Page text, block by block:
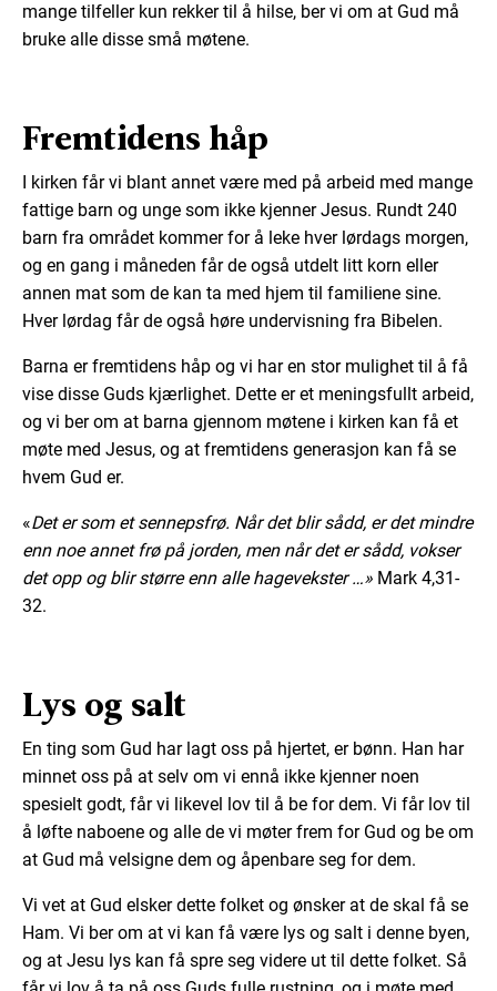
mange tilfeller kun rekker til å hilse, ber vi om at Gud må
bruke alle disse små møtene.
Fremtidens håp
I kirken får vi blant annet være med på arbeid med mange
fattige barn og unge som ikke kjenner Jesus. Rundt 240
barn fra området kommer for å leke hver lørdags morgen,
og en gang i måneden får de også utdelt litt korn eller
annen mat som de kan ta med hjem til familiene sine.
Hver lørdag får de også høre undervisning fra Bibelen.
Barna er fremtidens håp og vi har en stor mulighet til å få
vise disse Guds kjærlighet. Dette er et meningsfullt arbeid,
og vi ber om at barna gjennom møtene i kirken kan få et
møte med Jesus, og at fremtidens generasjon kan få se
hvem Gud er.
«Det er som et sennepsfrø. Når det blir sådd, er det mindre
enn noe annet frø på jorden, men når det er sådd, vokser
det opp og blir større enn alle hagevekster …» Mark 4,31-
32.
Lys og salt
En ting som Gud har lagt oss på hjertet, er bønn. Han har
minnet oss på at selv om vi ennå ikke kjenner noen
spesielt godt, får vi likevel lov til å be for dem. Vi får lov til
å løfte naboene og alle de vi møter frem for Gud og be om
at Gud må velsigne dem og åpenbare seg for dem.
Vi vet at Gud elsker dette folket og ønsker at de skal få se
Ham. Vi ber om at vi kan få være lys og salt i denne byen,
og at Jesu lys kan få spre seg videre ut til dette folket. Så